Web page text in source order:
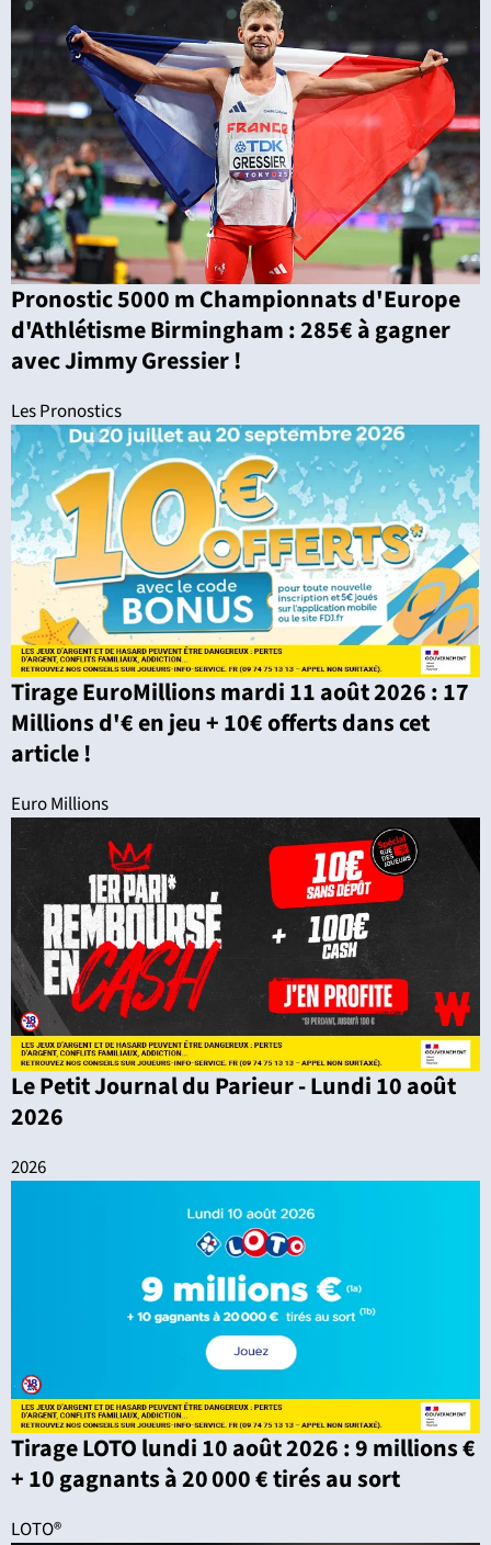
Pronostic 5000 m Championnats d'Europe
d'Athlétisme Birmingham : 285€ à gagner
avec Jimmy Gressier !
Les Pronostics
Tirage EuroMillions mardi 11 août 2026 : 17
Millions d'€ en jeu + 10€ offerts dans cet
article !
Euro Millions
Le Petit Journal du Parieur - Lundi 10 août
2026
2026
Tirage LOTO lundi 10 août 2026 : 9 millions €
+ 10 gagnants à 20 000 € tirés au sort
LOTO®